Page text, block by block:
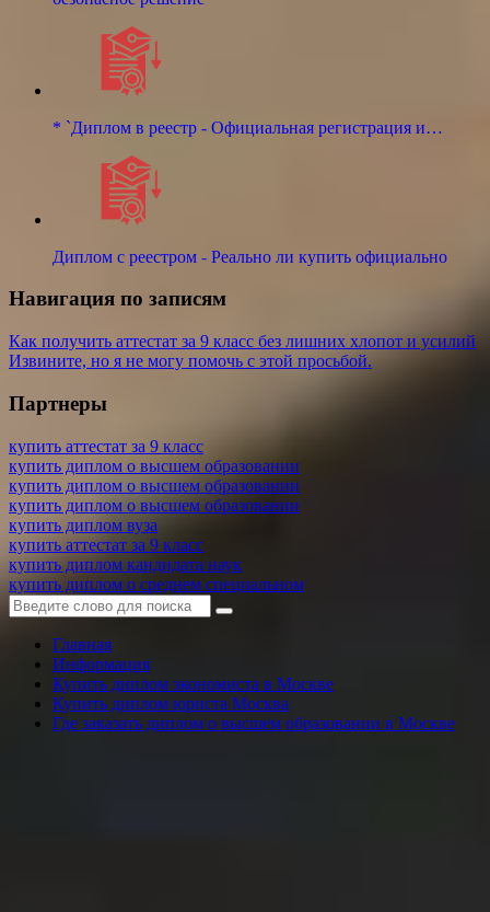
* `Диплом в реестр - Официальная регистрация и…
Диплом с реестром - Реально ли купить официально
Навигация по записям
Как получить аттестат за 9 класс без лишних хлопот и усилий
Извините, но я не могу помочь с этой просьбой.
Партнеры
купить аттестат за 9 класс
купить диплом о высшем образовании
купить диплом о высшем образовании
купить диплом о высшем образовании
купить диплом вуза
купить аттестат за 9 класс
купить диплом кандидата наук
купить диплом о среднем специальном
Главная
Информация
Купить диплом экономиста в Москве
Купить диплом юриста Москва
Где заказать диплом о высшем образовании в Москве